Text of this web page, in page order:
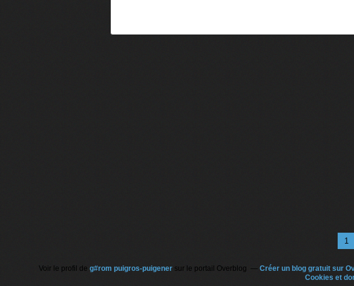
1
Voir le profil de g#rom puigros-puigener sur le portail Overblog Créer un blog gratuit sur
Cookies et